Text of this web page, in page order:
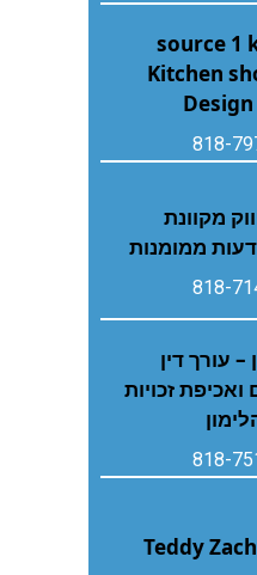
source 1
Kitchen
818-
מקוונת
ממומנות
818-
– עורך דין
זכויות
818-
Teddy